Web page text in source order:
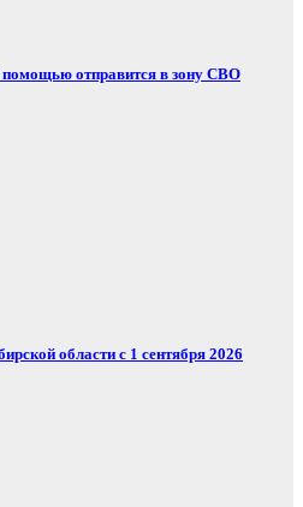
отправится в зону СВО
области с 1 сентября 2026